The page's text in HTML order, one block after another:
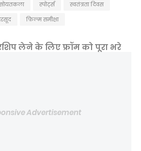
स्पोर्ट्स
स्वतंत्रता दिवस
फ़िल्म समीक्षा
लेने के लिए फ्रॉम को पूरा भरे
Advertisement